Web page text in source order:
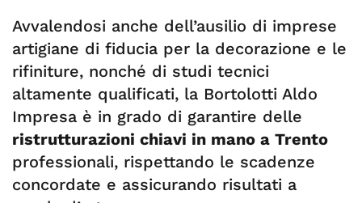
Avvalendosi anche dell’ausilio di imprese
artigiane di fiducia per la decorazione e le
rifiniture, nonché di studi tecnici
altamente qualificati, la Bortolotti Aldo
Impresa è in grado di garantire delle
ristrutturazioni chiavi in mano a Trento
professionali, rispettando le scadenze
concordate e assicurando risultati a